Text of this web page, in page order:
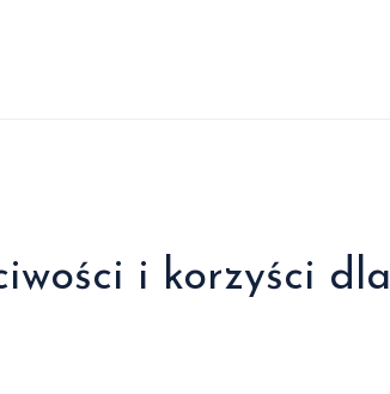
i korzyści dla